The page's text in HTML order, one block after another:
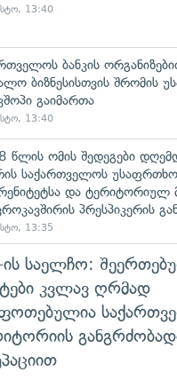
13:40
ბანკის
ბიზნესისთვის შრომის
გაიმართა
13:40
წლის ომის შედეგები
საქართველოს
და ტერიტორიულ
პრესპიკერის
13:35
ის საელჩო:
კვლავ ღრმად